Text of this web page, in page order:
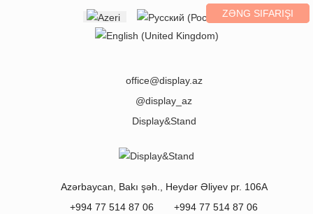
Select your language ZƏNG SIFARIŞI
office@display.az
@display_az
Display&Stand
Azərbaycan Bakı şəh., Heydər Əliyev pr. 106A
+994 77 514 87 06
+994 77 514 87 06